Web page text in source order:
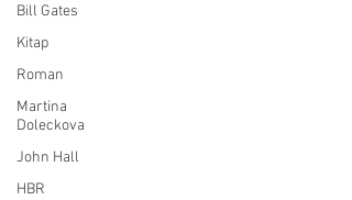
Bill Gates
Kitap
Roman
Martina
Doleckova
John Hall
HBR